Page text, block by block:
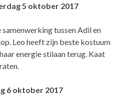
5 oktober 2017
tussen Adil en
Leo heeft zijn beste kostuum
energie stilaan terug. Kaat
6 oktober 2017